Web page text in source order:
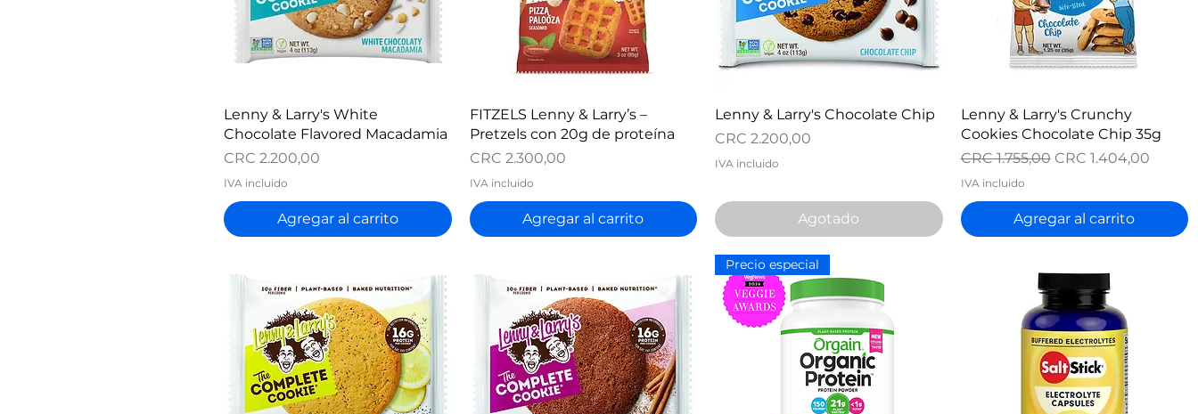
Vista rápida
Lenny & Larry's White
Chocolate Flavored Macadamia
Precio
CRC 2.200,00
IVA incluido
Agregar al carrito
Vista rápida
FITZELS Lenny & Larry’s –
Pretzels con 20g de proteína
Precio
CRC 2.300,00
IVA incluido
Agregar al carrito
Vista rápida
Lenny & Larry's Chocolate Chip
Precio
CRC 2.200,00
IVA incluido
Agotado
Vista rápida
Lenny & Larry's Crunchy
Cookies Chocolate Chip 35g
Precio
CRC 1.755,00 Precio de oferta
CRC 1.404,00
IVA incluido
Agregar al carrito
Precio especial